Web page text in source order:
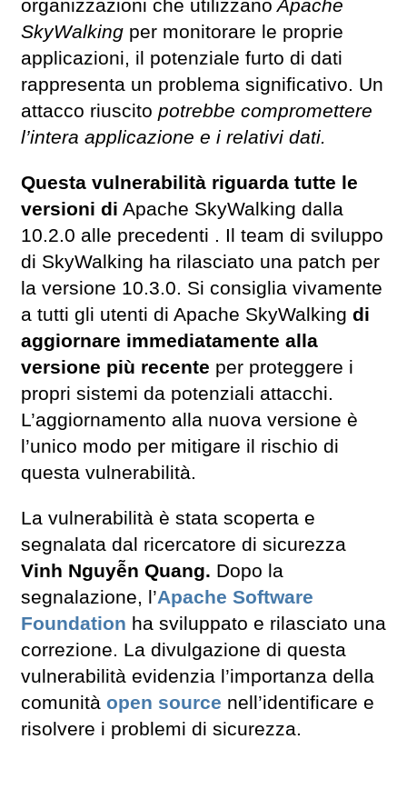
organizzazioni che utilizzano Apache
SkyWalking per monitorare le proprie
applicazioni, il potenziale furto di dati
rappresenta un problema significativo. Un
attacco riuscito potrebbe compromettere
l’intera applicazione e i relativi dati.
Questa vulnerabilità riguarda tutte le
versioni di Apache SkyWalking dalla
10.2.0 alle precedenti . Il team di sviluppo
di SkyWalking ha rilasciato una patch per
la versione 10.3.0. Si consiglia vivamente
a tutti gli utenti di Apache SkyWalking di
aggiornare immediatamente alla
versione più recente per proteggere i
propri sistemi da potenziali attacchi.
L’aggiornamento alla nuova versione è
l’unico modo per mitigare il rischio di
questa vulnerabilità.
La vulnerabilità è stata scoperta e
segnalata dal ricercatore di sicurezza
Vinh Nguyễn Quang. Dopo la
segnalazione, l’Apache Software
Foundation ha sviluppato e rilasciato una
correzione. La divulgazione di questa
vulnerabilità evidenzia l’importanza della
comunità open source nell’identificare e
risolvere i problemi di sicurezza.